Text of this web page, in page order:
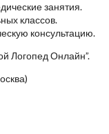
занятия.
классов.
консультацию.
Логопед Онлайн”.